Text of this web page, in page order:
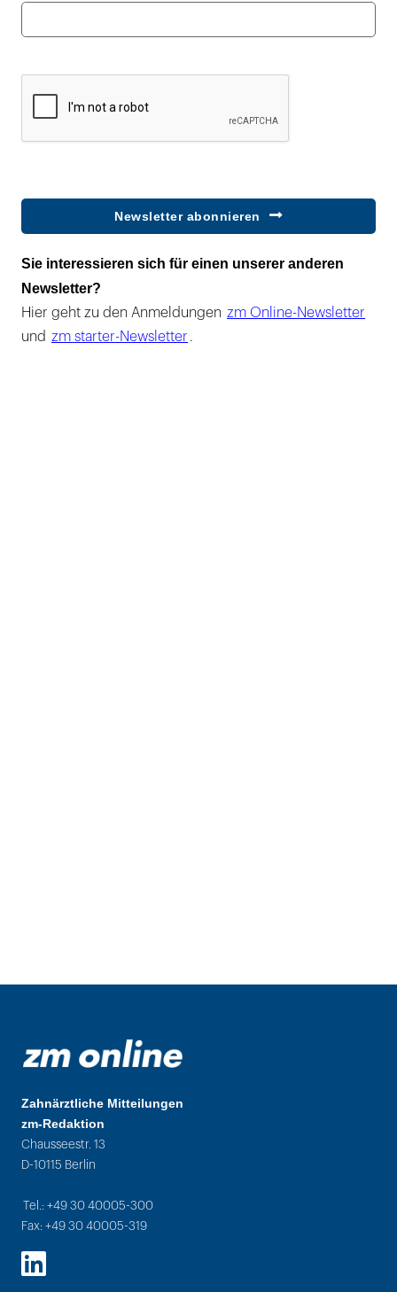
Newsletter abonnieren
Sie interessieren sich für einen unserer anderen
Newsletter?
Hier geht zu den Anmeldungen zm Online-Newsletter
und zm starter-Newsletter .
Zahnärztliche Mitteilungen
zm-Redaktion
Chausseestr. 13
D-10115 Berlin
Tel.: +49 30 40005-300
Fax: +49 30 40005-319
LinkedIn